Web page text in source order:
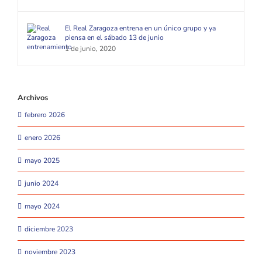
El Real Zaragoza entrena en un único grupo y ya
piensa en el sábado 13 de junio
1 de junio, 2020
Archivos
febrero 2026
enero 2026
mayo 2025
junio 2024
mayo 2024
diciembre 2023
noviembre 2023